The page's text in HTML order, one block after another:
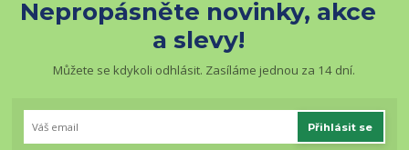
Nepropásněte novinky, akce
a slevy!
Můžete se kdykoli odhlásit. Zasíláme jednou za 14 dní.
Přihlásit se